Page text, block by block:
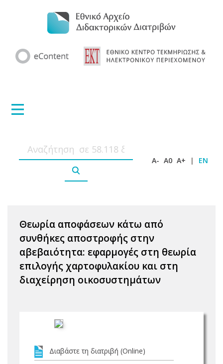
A- A0 A+ | EN
Θεωρία αποφάσεων κάτω από
συνθήκες αποστροφής στην
αβεβαιότητα: εφαρμογές στη θεωρία
επιλογής χαρτοφυλακίου και στη
διαχείρηση οικοσυστημάτων
Διαβάστε τη διατριβή (Online)